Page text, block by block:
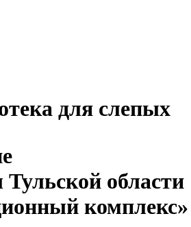
для слепых
области